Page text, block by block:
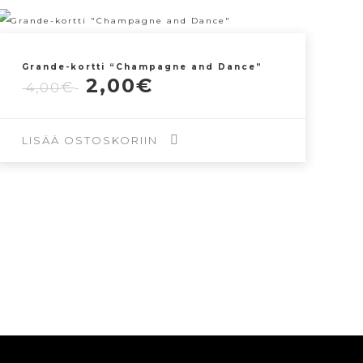
Grande-kortti “Champagne and Dance”
4,00€
Alkuperäinen
4,00€.
2,00€
2,00€.
LISÄÄ OSTOSKORIIN